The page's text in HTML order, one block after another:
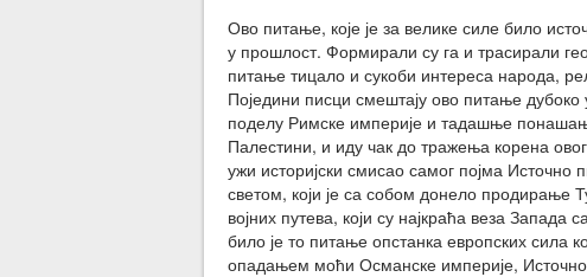
Ово питање, које је за велике силе било
у прошлост. Формирали су га и трасирали
питање тицало и сукоби интереса народа,
Поједини писци смештају ово питање
поделу Римске империје и тадашње
Палестини, и иду чак до тражења корена
ужи историјски смисао самог појма
светом, који је са собом донело продирање
војних путева, који су најкраћа веза
било је то питање опстанка европских сила
опадањем моћи Османске империје,